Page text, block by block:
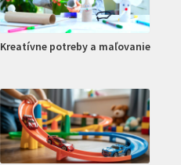
Kreatívne potreby a maľovanie